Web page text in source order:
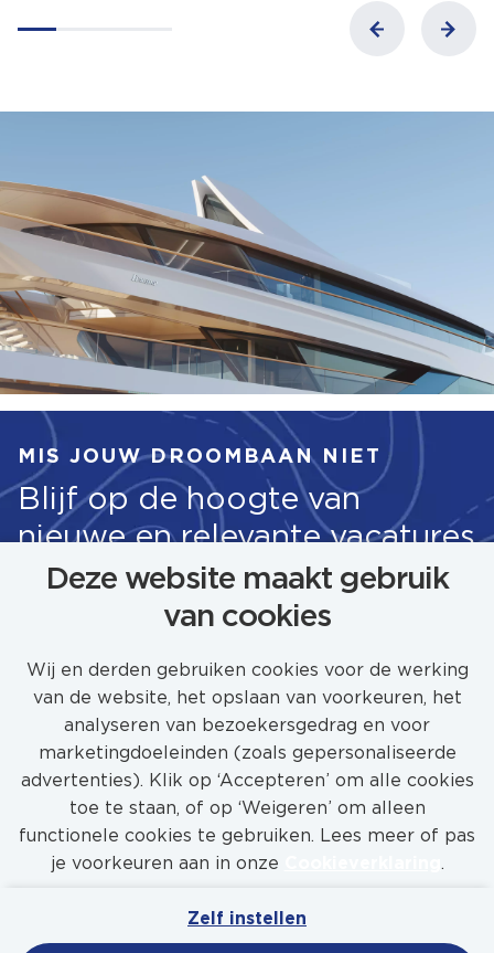
Deze website maakt gebruik
van cookies
Wij en derden gebruiken cookies voor de werking
van de website, het opslaan van voorkeuren, het
analyseren van bezoekersgedrag en voor
marketingdoeleinden (zoals gepersonaliseerde
advertenties). Klik op ‘Accepteren’ om alle cookies
toe te staan, of op ‘Weigeren’ om alleen
functionele cookies te gebruiken. Lees meer of pas
je voorkeuren aan in onze
.
Zelf instellen
MIS JOUW DROOMBAAN NIET
Blijf op de hoogte van
nieuwe en relevante vacatures
STEL JOB ALERT IN